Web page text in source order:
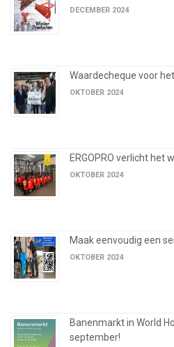
DECEMBER 2024
Waardecheque voor
OKTOBER 2024
ERGOPRO verlicht het
OKTOBER 2024
Maak eenvoudig een
OKTOBER 2024
Banenmarkt in World
september!